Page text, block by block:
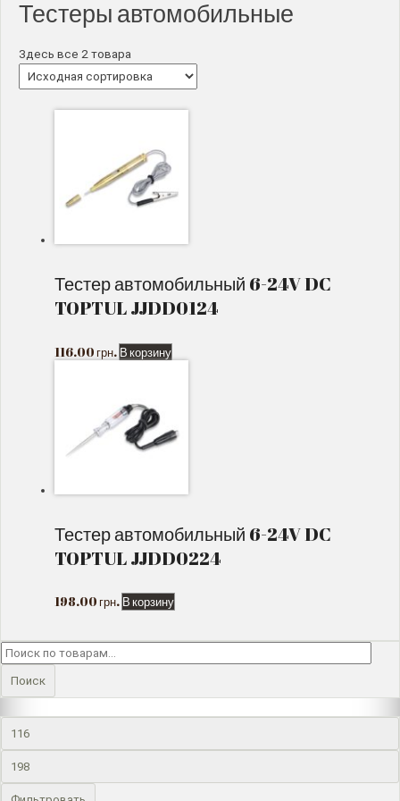
Тестеры автомобильные
Здесь все 2 товара
Тестер автомобильный 6-24V DC
TOPTUL JJDD0124
116.00грн. В корзину
Тестер автомобильный 6-24V DC
TOPTUL JJDD0224
198.00 грн. В корзину
И
с
ь
Поиск